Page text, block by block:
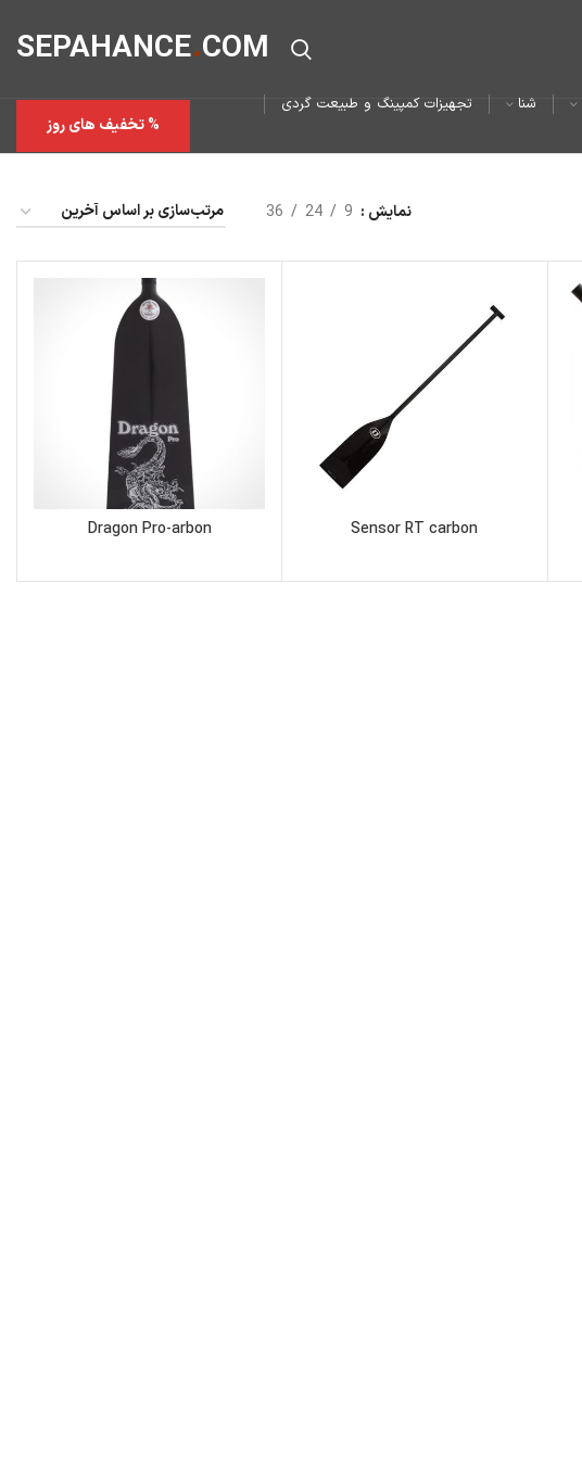
SEPAHANCE.COM
شنا
تجهیزات کمپینگ و طبیعت گردی
% تخفیف های روز
نمایش 9
24
36
Sensor RT carbon
Dragon Pro-arbon